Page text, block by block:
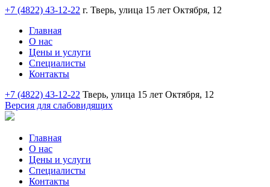
+7 (4822) 43-12-22 г. Тверь, улица 15 лет Октября, 12
Главная
О нас
Цены и услуги
Специалисты
Контакты
+7 (4822) 43-12-22 Тверь, улица 15 лет Октября, 12
Версия для слабовидящих
Главная
О нас
Цены и услуги
Специалисты
Контакты